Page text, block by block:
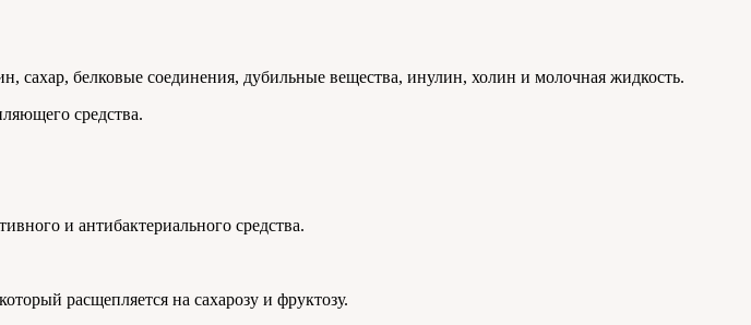
сахар, белковые соединения, дубильные вещества, инулин, холин и молочная жидкость.
средства.
и антибактериального средства.
расщепляется на сахарозу и фруктозу.